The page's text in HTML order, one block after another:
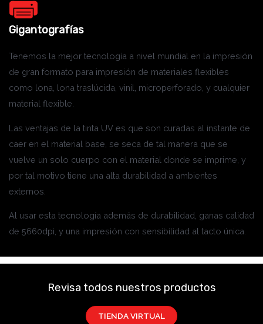
Gigantografías
Tenemos la mejor tecnología a nivel mundial en la impresión
de gran formato para impresión de materiales flexibles
como lona, lona traslúcida, vinil, microperforado, y cualquier
material flexible.
Las ventajas de la tinta UV es que son curadas al instante de
caer en el material base, se seca de tal manera que se
vuelve un solo cuerpo con el material donde se imprime, y
por tal motivo tiene una alta durabilidad a ambientes
externos.
Al usar esta tecnología además de durabilidad, ganas calidad
de 5660dpi, y una impresión con sensibilidad al tacto única.
Revisa todos nuestros productos
TIENDA VIRTUAL